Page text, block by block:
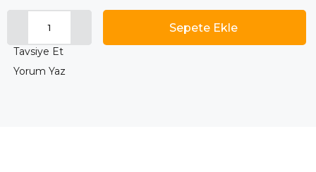
Tavsiye Et
Yorum Yaz